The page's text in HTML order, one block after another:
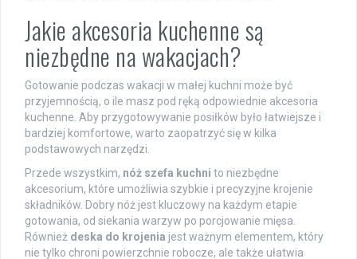
Jakie akcesoria kuchenne są
niezbędne na wakacjach?
Gotowanie podczas wakacji w małej kuchni może być
przyjemnością, o ile masz pod ręką odpowiednie akcesoria
kuchenne. Aby przygotowywanie posiłków było łatwiejsze i
bardziej komfortowe, warto zaopatrzyć się w kilka
podstawowych narzędzi.
Przede wszystkim, nóż szefa kuchni to niezbędne
akcesorium, które umożliwia szybkie i precyzyjne krojenie
składników. Dobry nóż jest kluczowy na każdym etapie
gotowania, od siekania warzyw po porcjowanie mięsa.
Również deska do krojenia jest ważnym elementem, który
nie tylko chroni powierzchnie robocze, ale także ułatwia